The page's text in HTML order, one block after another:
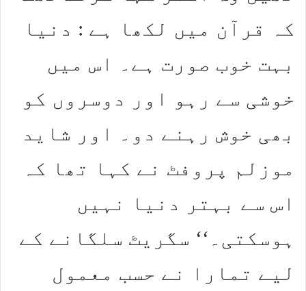
کہ قرآن میں لکھا ہے : دنیا
بہت خوب صورت ہے۔ اس میں
خوشی سے رہو اور دوسروں کو
بھی خوش رہنے دو۔ اور شاید
موزلم پروفٹ نے کہا تھا کہ
اس سے بہتر دنیا نہیں
ہوسکتی۔‘‘ سگریٹ سلگانے کے
لیے تمارا نے حسب معمول